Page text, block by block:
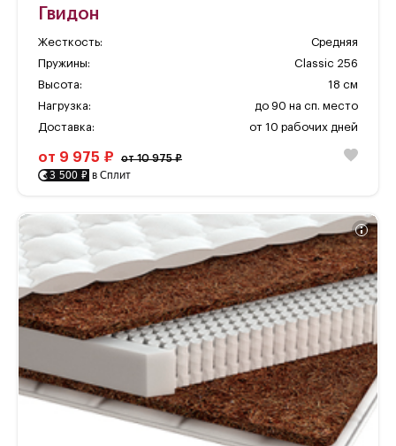
Гвидон
Жесткость:
Средняя
Пружины:
Classic 256
Высота:
18 см
Нагрузка:
до 90 на сп. место
Доставка:
от 10 рабочих дней
от 9 975 ₽ от 10 975 ₽
3 500 ₽ в Сплит